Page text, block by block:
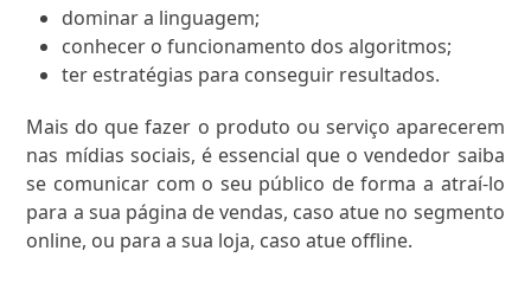
dominar a linguagem;
conhecer o funcionamento dos algoritmos;
ter estratégias para conseguir resultados.
Mais do que fazer o produto ou serviço aparecerem
nas mídias sociais, é essencial que o vendedor saiba
se comunicar com o seu público de forma a atraí-lo
para a sua página de vendas, caso atue no segmento
online, ou para a sua loja, caso atue offline.